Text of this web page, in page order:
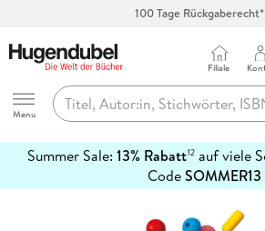
100 Tage
Hugendubel
Menu
Filiale
Summer Sale: 13% Rabatt12auf viele
CodeSOMMER13
erfahren